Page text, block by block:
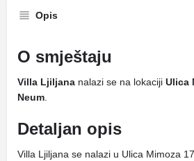
Opis
O smještaju
Villa Ljiljana nalazi se na lokaciji Ulica
Neum
Detaljan opis
Villa Ljiljana se nalazi u Ulica Mimoza